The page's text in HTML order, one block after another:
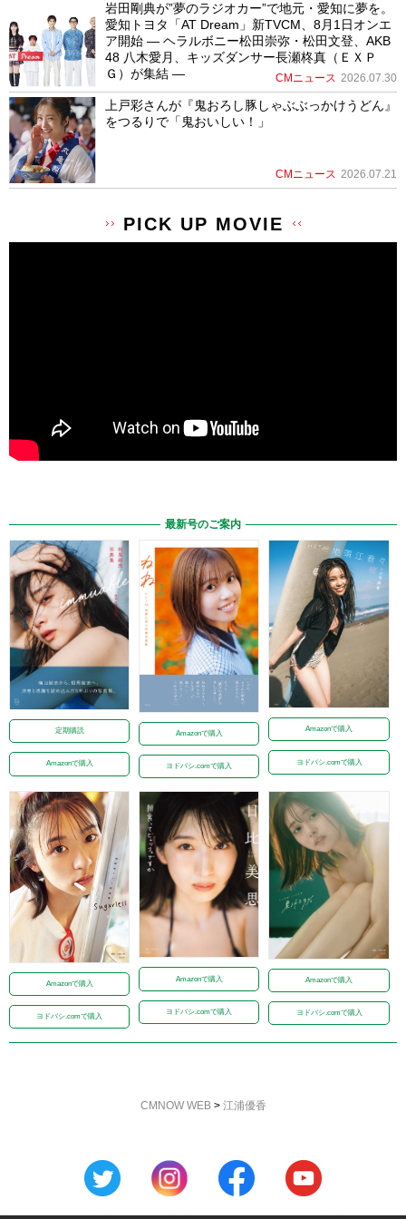
岩田剛典が”夢のラジオカー”で地元・愛知に夢を。
愛知トヨタ「AT Dream」新TVCM、8月1日オンエ
ア開始 ― ヘラルボニー松田崇弥・松田文登、AKB
48 八木愛月、キッズダンサー長瀬柊真（ＥＸＰ
Ｇ）が集結 ―
CMニュース 2026.07.30
上戸彩さんが『鬼おろし豚しゃぶぶっかけうどん』
をつるりで「鬼おいしい！」
CMニュース 2026.07.21
PICK UP MOVIE
最新号のご案内
定期購読
Amazonで購入
Amazonで購入
ヨドバシ.comで購入
Amazonで購入
ヨドバシ.comで購入
Amazonで購入
ヨドバシ.comで購入
Amazonで購入
ヨドバシ.comで購入
Amazonで購入
ヨドバシ.comで購入
CMNOW WEB> 江浦優香